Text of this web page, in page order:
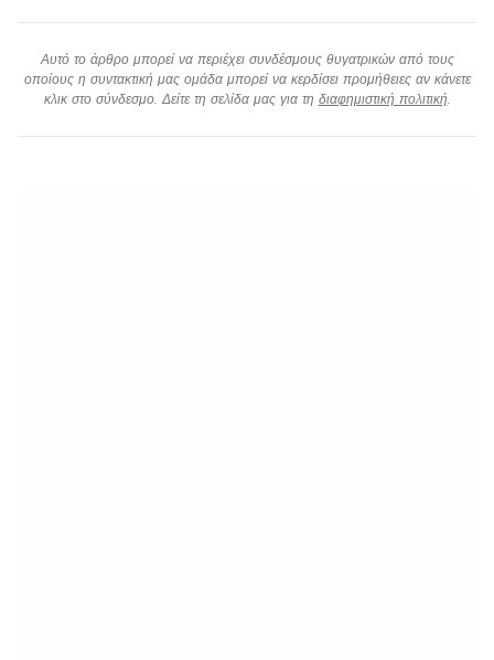
Αυτό το άρθρο μπορεί να περιέχει συνδέσμους θυγατρικών από τους
οποίους η συντακτική μας ομάδα μπορεί να κερδίσει προμήθειες αν κάνετε
κλικ στο σύνδεσμο. Δείτε τη σελίδα μας για τη διαφημιστική πολιτική.